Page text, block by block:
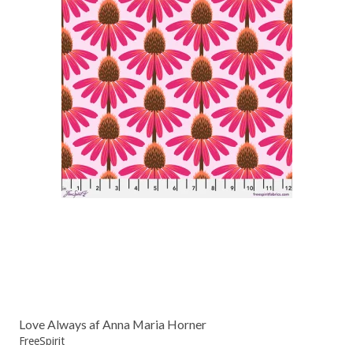
Love Always af Anna Maria Horner
FreeSpirit